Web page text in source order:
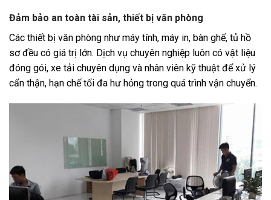
Đảm bảo an toàn tài sản, thiết bị văn phòng
Các thiết bị văn phòng như máy tính, máy in, bàn ghế, tủ hồ
sơ đều có giá trị lớn. Dịch vụ chuyên nghiệp luôn có vật liệu
đóng gói, xe tải chuyên dụng và nhân viên kỹ thuật để xử lý
cẩn thận, hạn chế tối đa hư hỏng trong quá trình vận chuyển.